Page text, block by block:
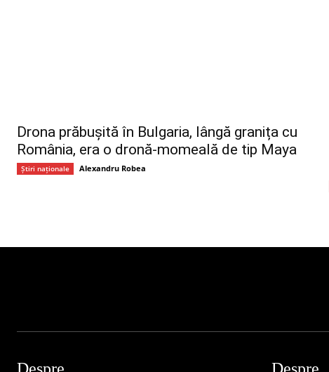
Drona prăbușită în Bulgaria, lângă granița cu
România, era o dronă-momeală de tip Maya
Știri naționale Alexandru Robea